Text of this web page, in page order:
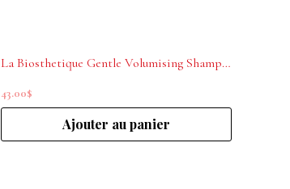
La Biosthetique Gentle Volumising Shampoo Botanique 250ml
43.00$
Ajouter au panier